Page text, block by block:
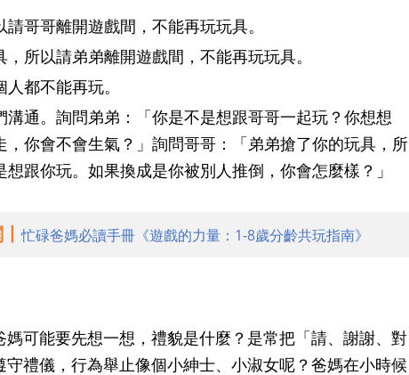
哥哥離開遊戲間，不能再玩玩具。
所以請弟弟離開遊戲間，不能再玩玩具。
都不能再玩。
通。詢問弟弟：「你是不是想跟哥哥一起玩？你想想
，你會不會生氣？」詢問哥哥：「弟弟搶了你的玩具，所
跟你玩。如果換成是你被別人推倒，你會怎麼樣？」
忙碌爸媽必讀手冊《遊戲的力量：1-8歲分齡共玩指南》
可能要先想一想，禮貌是什麼？是常把「請、謝謝、對
禮儀，行為舉止像個小紳士、小淑女呢？爸媽在小時候